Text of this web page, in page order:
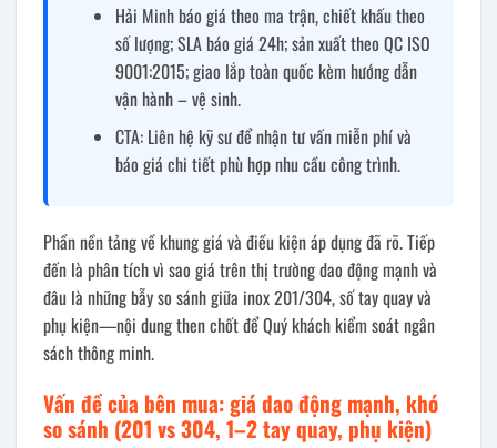
Hải Minh báo giá theo ma trận, chiết khấu theo
số lượng; SLA báo giá 24h; sản xuất theo QC ISO
9001:2015; giao lắp toàn quốc kèm hướng dẫn
vận hành – vệ sinh.
CTA: Liên hệ kỹ sư để nhận tư vấn miễn phí và
báo giá chi tiết phù hợp nhu cầu công trình.
Phần nền tảng về khung giá và điều kiện áp dụng đã rõ. Tiếp
đến là phân tích vì sao giá trên thị trường dao động mạnh và
đâu là những bẫy so sánh giữa inox 201/304, số tay quay và
phụ kiện—nội dung then chốt để Quý khách kiểm soát ngân
sách thông minh.
Vấn đề của bên mua: giá dao động mạnh, khó
so sánh (201 vs 304, 1–2 tay quay, phụ kiện)